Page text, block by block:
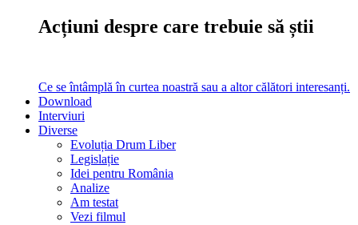
Acțiuni despre care trebuie să știi
Ce se întâmplă în curtea noastră sau a altor călători interesanți.
Download
Interviuri
Diverse
Evoluția Drum Liber
Legislație
Idei pentru România
Analize
Am testat
Vezi filmul